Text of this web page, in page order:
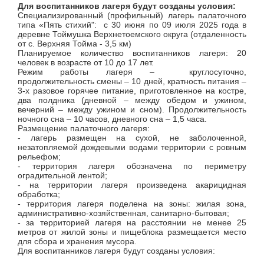
Для воспитанников лагеря будут созданы условия:
Специализированный (профильный) лагерь палаточного
типа «Пять стихий": с 30 июня по 09 июля 2025 года в
деревне Тоймушка Верхнетоемского округа (отдаленность
от с. Верхняя Тойма - 3,5 км)
Планируемое количество воспитанников лагеря: 20
человек в возрасте от 10 до 17 лет.
Режим работы лагеря – круглосуточно,
продолжительность смены – 10 дней, кратность питания –
3-х разовое горячее питание, приготовленное на костре,
два полдника (дневной – между обедом и ужином,
вечерний – между ужином и сном). Продолжительность
ночного сна – 10 часов, дневного сна – 1,5 часа.
Размещение палаточного лагеря:
- лагерь размещен на сухой, не заболоченной,
незатопляемой дождевыми водами территории с ровным
рельефом;
- территория лагеря обозначена по периметру
оградительной лентой;
- на территории лагеря произведена акарицидная
обработка;
- территория лагеря поделена на зоны: жилая зона,
административно-хозяйственная, санитарно-бытовая;
- за территорией лагеря на расстоянии не менее 25
метров от жилой зоны и пищеблока размещается место
для сбора и хранения мусора.
Для воспитанников лагеря будут созданы условия: